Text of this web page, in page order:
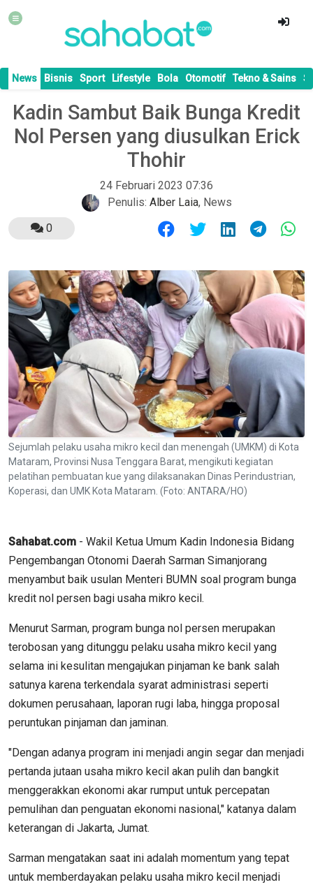
News Bisnis Sport Lifestyle Bola Otomotif Tekno & Sains
Kadin Sambut Baik Bunga Kredit
Nol Persen yang diusulkan Erick
Thohir
24 Februari 2023 07:36
Penulis: Alber Laia, News
0
Sejumlah pelaku usaha mikro kecil dan menengah (UMKM) di Kota
Mataram, Provinsi Nusa Tenggara Barat, mengikuti kegiatan
pelatihan pembuatan kue yang dilaksanakan Dinas Perindustrian,
Koperasi, dan UMK Kota Mataram. (Foto: ANTARA/HO)
Sahabat.com - Wakil Ketua Umum Kadin Indonesia Bidang
Pengembangan Otonomi Daerah Sarman Simanjorang
menyambut baik usulan Menteri BUMN soal program bunga
kredit nol persen bagi usaha mikro kecil.
Menurut Sarman, program bunga nol persen merupakan
terobosan yang ditunggu pelaku usaha mikro kecil yang
selama ini kesulitan mengajukan pinjaman ke bank salah
satunya karena terkendala syarat administrasi seperti
dokumen perusahaan, laporan rugi laba, hingga proposal
peruntukan pinjaman dan jaminan.
"Dengan adanya program ini menjadi angin segar dan menjadi
pertanda jutaan usaha mikro kecil akan pulih dan bangkit
menggerakkan ekonomi akar rumput untuk percepatan
pemulihan dan penguatan ekonomi nasional," katanya dalam
keterangan di Jakarta, Jumat.
Sarman mengatakan saat ini adalah momentum yang tepat
untuk memberdayakan pelaku usaha mikro kecil menjadi